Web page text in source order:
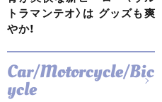
トラマンテオ〉は グッズも爽
やか！
Car/Motorcycle/Bic
ycle